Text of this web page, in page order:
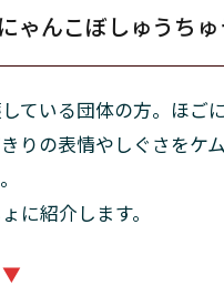
ゃんこぼしゅうちゅ
ている団体の方。ほご
りの表情やしぐさをケ
に紹介します。
▼